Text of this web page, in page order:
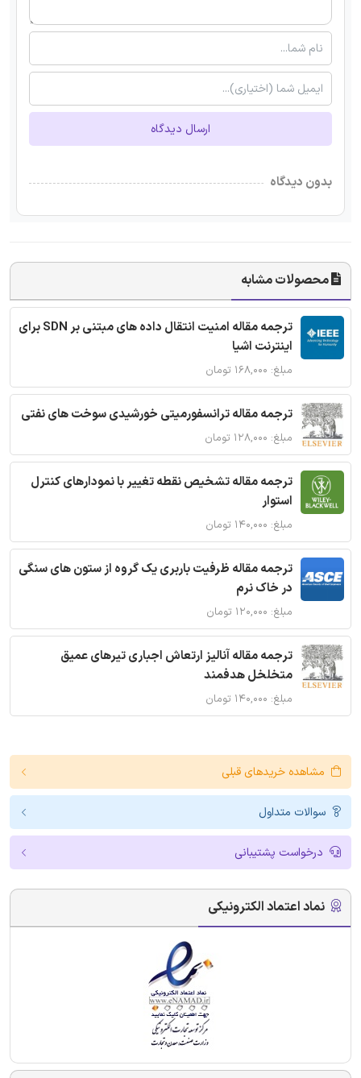
ارسال دیدگاه
بدون دیدگاه
محصولات مشابه
ترجمه مقاله امنیت انتقال داده های مبتنی بر SDN برای
اینترنت اشیا
مبلغ: ۱۶۸,۰۰۰ تومان
ترجمه مقاله ترانسفورمیتی خورشیدی سوخت های نفتی
مبلغ: ۱۲۸,۰۰۰ تومان
ترجمه مقاله تشخیص نقطه تغییر با نمودارهای کنترل
استوار
مبلغ: ۱۴۰,۰۰۰ تومان
ترجمه مقاله ظرفیت باربری یک گروه از ستون های سنگی
در خاک نرم
مبلغ: ۱۲۰,۰۰۰ تومان
ترجمه مقاله آنالیز ارتعاش اجباری تیرهای عمیق
متخلخل هدفمند
مبلغ: ۱۴۰,۰۰۰ تومان
مشاهده خریدهای قبلی
سوالات متداول
درخواست پشتیبانی
نماد اعتماد الکترونیکی